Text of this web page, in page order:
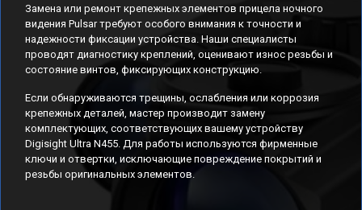
Замена или ремонт крепежных элементов прицела ночного
видения Pulsar требуют особого внимания к точности и
надежности фиксации устройства. Наши специалисты
проводят диагностику креплений, оценивают износ резьбы и
состояние винтов, фиксирующих конструкцию.
Если обнаруживаются трещины, ослабления или коррозия
крепежных деталей, мастер производит замену
комплектующих, соответствующих вашему устройству
Digisight Ultra N455. Для работы используются фирменные
ключи и отвертки, исключающие повреждение покрытий и
резьбы оригинальных элементов.